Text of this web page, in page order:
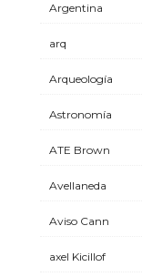
Argentina
arq
Arqueología
Astronomía
ATE Brown
Avellaneda
Aviso Cann
axel Kicillof